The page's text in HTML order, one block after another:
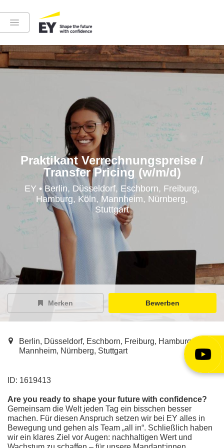
Instagram
YouTube
Höre in die EY-Welt rein
EY Careers Spotlight
der Karriere-Podcast
EY Joblight
Praktikant Verrechnungspreise /
Transfer Pricing (w/m/d)
EY • Berlin, Düsseldorf, Eschborn, Freiburg,
Hamburg, Köln, Mannheim, Nürnberg,
Stuttgart
Merken Bewerben
Berlin, Düsseldorf, Eschborn, Freiburg, Hamburg, Köln,
Mannheim, Nürnberg, Stuttgart
ID: 1619413
Are you ready to shape your future with confidence?
Gemeinsam die Welt jeden Tag ein bisschen besser
machen. Für diesen Anspruch setzen wir bei EY alles in
Bewegung und gehen als Team „all in“. Schließlich haben
wir ein klares Ziel vor Augen: nachhaltigen Wert und